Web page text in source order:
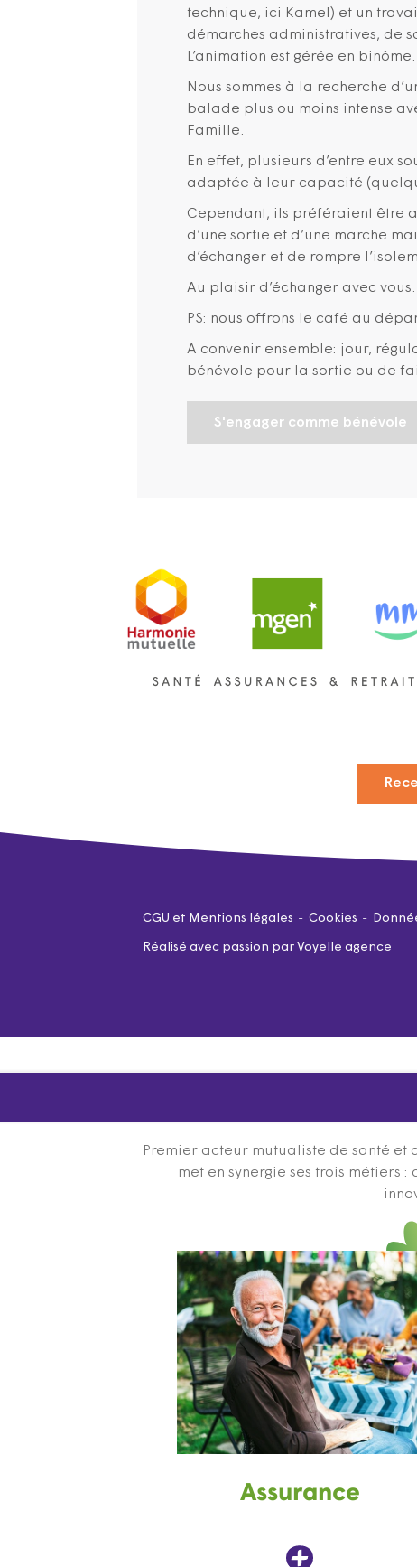
technique, ici Kamel) et un
démarches administratives, de
L’animation est gérée en binôme.
Nous sommes à la recherche
balade plus ou moins intense
Famille.
En effet, plusieurs d’entre eux
adaptée à leur capacité
Cependant, ils préféraient être
d’une sortie et d’une marche
d’échanger et de rompre
Au plaisir d’échanger avec vous.
PS: nous offrons le café au
A convenir ensemble: jour,
bénévole pour la sortie ou de
S'engager comme bénévole
CGU et Mentions légales Cookies
Réalisé avec passion par Voyelle agence
Premier acteur mutualiste de santé et
met en synergie ses trois métiers
Assurance